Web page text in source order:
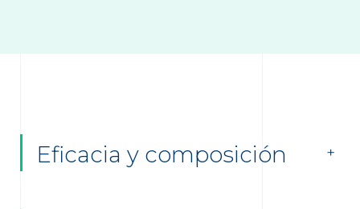
Eficacia y composición